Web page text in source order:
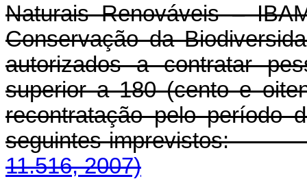
Naturais Renováveis –
Conservação da
autorizados a contratar
superior a 180 (cento e
recontratação pelo período
seguintes
11.516, 2007)